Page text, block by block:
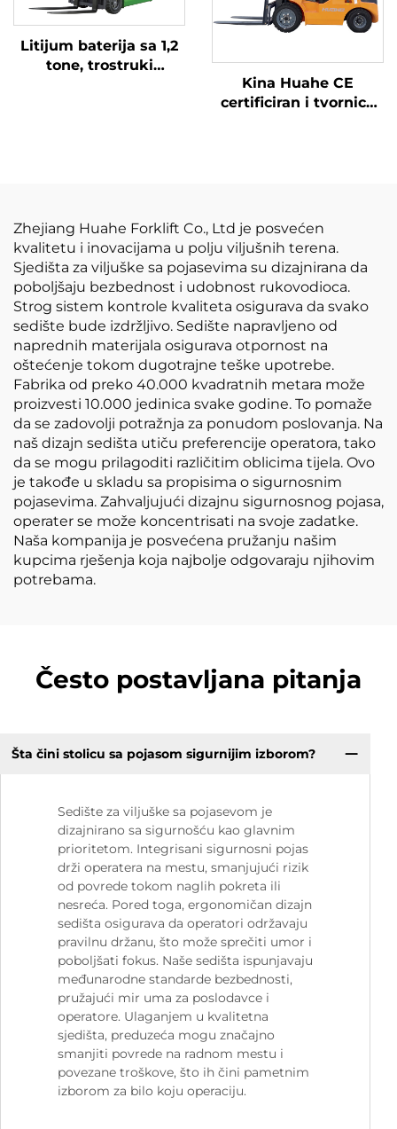
Litijum baterija sa 1,2
tone, trostruki
Kina Huahe CE
certificiran i tvornica
Zhejiang Huahe Forklift Co., Ltd je posvećen
kvalitetu i inovacijama u polju viljušnih terena.
Sjedišta za viljuške sa pojasevima su dizajnirana da
poboljšaju bezbednost i udobnost rukovodioca.
Strog sistem kontrole kvaliteta osigurava da svako
sedište bude izdržljivo. Sedište napravljeno od
naprednih materijala osigurava otpornost na
oštećenje tokom dugotrajne teške upotrebe.
Fabrika od preko 40.000 kvadratnih metara može
proizvesti 10.000 jedinica svake godine. To pomaže
da se zadovolji potražnja za ponudom poslovanja. Na
naš dizajn sedišta utiču preferencije operatora, tako
da se mogu prilagoditi različitim oblicima tijela. Ovo
je takođe u skladu sa propisima o sigurnosnim
pojasevima. Zahvaljujući dizajnu sigurnosnog pojasa,
operater se može koncentrisati na svoje zadatke.
Naša kompanija je posvećena pružanju našim
kupcima rješenja koja najbolje odgovaraju njihovim
potrebama.
Često postavljana pitanja
Šta čini stolicu sa pojasom sigurnijim izborom?
Sedište za viljuške sa pojasevom je
dizajnirano sa sigurnošću kao glavnim
prioritetom. Integrisani sigurnosni pojas
drži operatera na mestu, smanjujući rizik
od povrede tokom naglih pokreta ili
nesreća. Pored toga, ergonomičan dizajn
sedišta osigurava da operatori održavaju
pravilnu držanu, što može sprečiti umor i
poboljšati fokus. Naše sedišta ispunjavaju
međunarodne standarde bezbednosti,
pružajući mir uma za poslodavce i
operatore. Ulaganjem u kvalitetna
sjedišta, preduzeća mogu značajno
smanjiti povrede na radnom mestu i
povezane troškove, što ih čini pametnim
izborom za bilo koju operaciju.